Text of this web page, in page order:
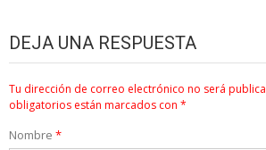
DEJA UNA RESPUESTA
Tu dirección de correo electrónico no será
obligatorios están marcados con *
Nombre *